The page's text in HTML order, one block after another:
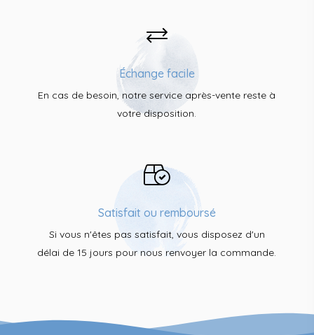
Échange facile
En cas de besoin, notre service après-vente reste à
votre disposition.
Satisfait ou remboursé
Si vous n'êtes pas satisfait, vous disposez d'un
délai de 15 jours pour nous renvoyer la commande.